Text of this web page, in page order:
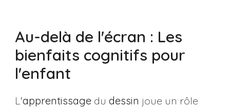
Au-delà de l'écran : Les
bienfaits cognitifs pour
l'enfant
L'apprentissagedu dessin joue un rôle